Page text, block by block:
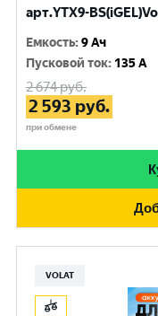
арт.YTX9-
Емкость:9 Ач
Пусковой ток: 135 A
2 674руб.
2 593 руб.
при обмене
VOLAT